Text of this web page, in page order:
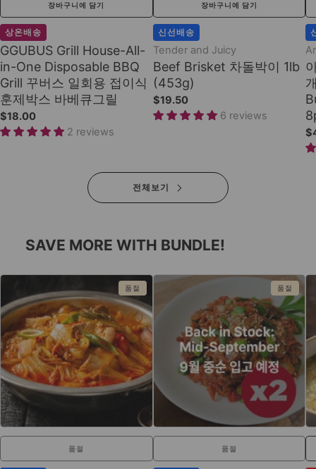
장바구니에 담기
상온배송
GGUBUS Grill House-All-
in-One Disposable BBQ
Grill 꾸버스 일회용 접이식
훈제박스 바베큐그릴
$18.00
2 reviews
장바구니에 담기
신선배송
Tender and Juicy
Beef Brisket 차돌박이 1lb
(453g)
$19.50
6 reviews
전체보기
SAVE MORE WITH BUNDLE!
품절
품절
품절
품절